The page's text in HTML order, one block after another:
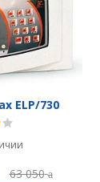
ELP/730
63 050